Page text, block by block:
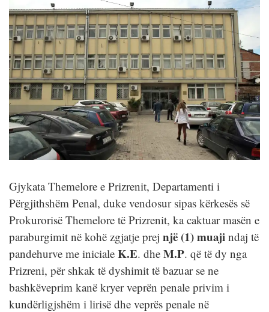
Gjykata Themelore e Prizrenit, Departamenti i
Përgjithshëm Penal, duke vendosur sipas kërkesës së
Prokurorisë Themelore të Prizrenit, ka caktuar masën e
paraburgimit në kohë zgjatje prej një (1)muaji ndaj të
pandehurve me iniciale K.E. dhe M.P. që të dy nga
Prizreni, për shkak të dyshimit të bazuar se ne
bashkëveprim kanë kryer veprën penale privim i
kundërligjshëm i lirisë dhe veprës penale në